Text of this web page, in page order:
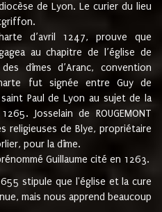
de Lyon. Le curier du lieu
d’avril 1247, prouve que
au chapitre de l’église de
dîmes d’Aranc, convention
fut signée entre Guy de
saint Paul de Lyon au sujet de la
Josselain de ROUGEMONT
religieuses de Blye, propriétaire
pour la dîme.
Guillaume cité en 1263.
stipule que l'église et la cure
mais nous apprend beaucoup